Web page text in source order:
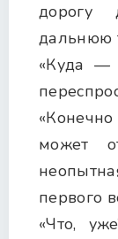
дорогу
дальнюю
«Куда —
может
первого
«Что,